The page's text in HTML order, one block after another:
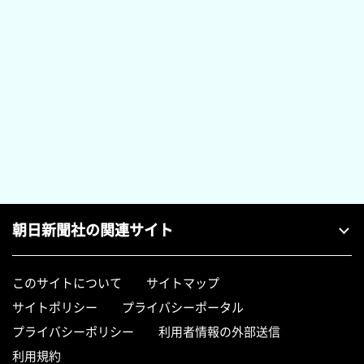
朝日新聞社の関連サイト
このサイトについて
サイトマップ
サイトポリシー
プライバシーポータル
プライバシーポリシー
利用者情報の外部送信
利用規約